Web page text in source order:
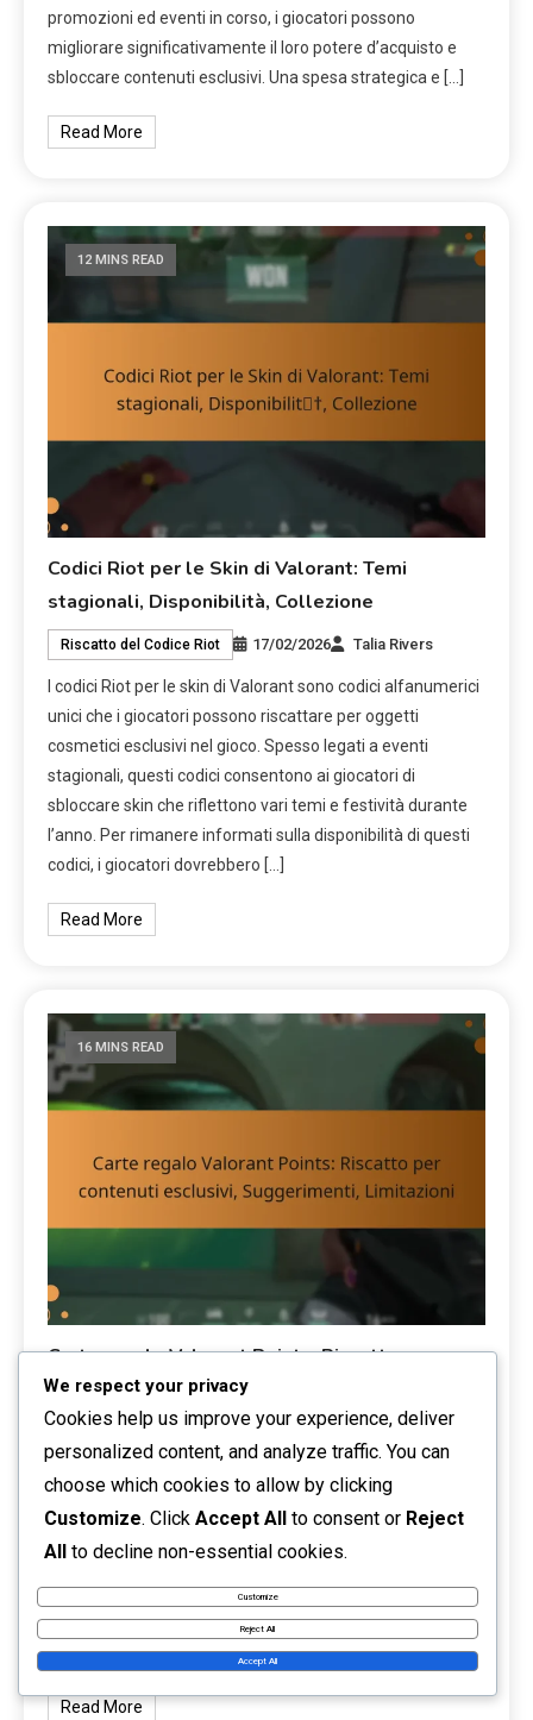
promozioni ed eventi in corso, i giocatori possono
migliorare significativamente il loro potere d’acquisto e
sbloccare contenuti esclusivi. Una spesa strategica e […]
Read More
12 MINS READ
Codici Riot per le Skin di Valorant: Temi
stagionali, Disponibilità, Collezione
Riscatto del Codice Riot 17/02/2026 Talia Rivers
I codici Riot per le skin di Valorant sono codici alfanumerici
unici che i giocatori possono riscattare per oggetti
cosmetici esclusivi nel gioco. Spesso legati a eventi
stagionali, questi codici consentono ai giocatori di
sbloccare skin che riflettono vari temi e festività durante
l’anno. Per rimanere informati sulla disponibilità di questi
codici, i giocatori dovrebbero […]
Read More
16 MINS READ
Carte regalo Valorant Points: Riscatto per
contenuti esclusivi, Suggerimenti, Limitazioni
Event Pass Rewards 17/02/2026 Talia Rivers
Le carte regalo per i Valorant Points sono carte prepagate
nota come Valorant Points (VP), per sbloccare contenuti
esclusivi e migliorare la propria esperienza di gioco.
Riscuotere queste carte regalo è un processo semplice,
ma i giocatori dovrebbero prestare attenzione alle
impostazioni del proprio account e […]
Read More
We respect your privacy
Cookies help us improve your experience, deliver
personalized content, and analyze traffic. You can
choose which cookies to allow by clicking
Customize. Click Accept All to consent or Reject
All to decline non-essential cookies.
Customize
Reject All
Accept All